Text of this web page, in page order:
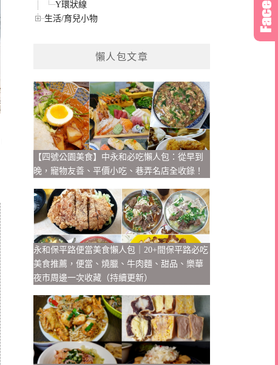
Y環狀線
生活/育兒小物
懶人包文章
【四號公園美食】中永和必吃懶人包：從早到
晚，寵物友善、平價小吃、巷弄名店全收錄！
永和保平路便當美食懶人包｜20+間保平路必吃
美食推薦，便當、燒臘、牛肉麵、甜品、樂華
夜市周邊一次收藏（持續更新）